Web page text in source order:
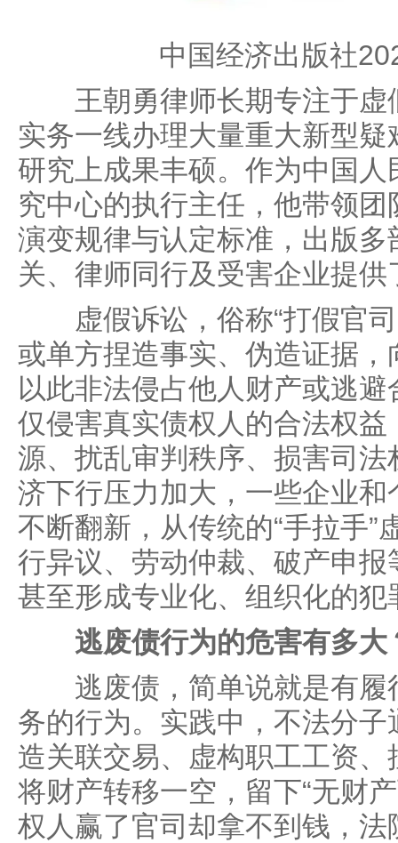
中国经济出版社
王朝勇律师长期专注于虚
实务一线办理大量重大新型
研究上成果丰硕。作为中国
究中心的执行主任，他带领
演变规律与认定标准，出版
关、律师同行及受害企业提
虚假诉讼，俗称“打假官司
或单方捏造事实、伪造证据
以此非法侵占他人财产或逃
仅侵害真实债权人的合法权
源、扰乱审判秩序、损害司
济下行压力加大，一些企业
不断翻新，从传统的“手拉手”
行异议、劳动仲裁、破产申
甚至形成专业化、组织化的犯
逃废债行为的危害有多大
逃废债，简单说就是有履
务的行为。实践中，不法分子
造关联交易、虚构职工工资
将财产转移一空，留下“无财
权人赢了官司却拿不到钱，